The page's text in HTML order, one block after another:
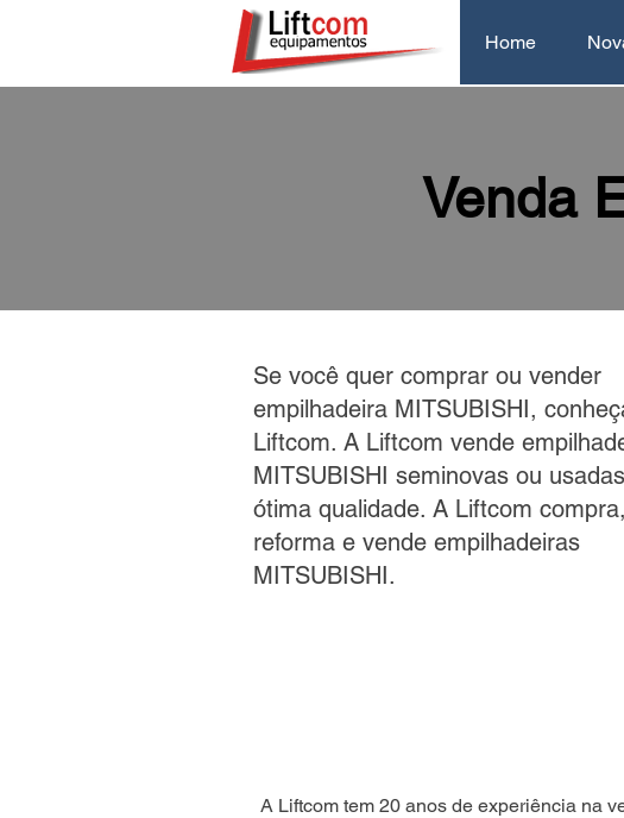
Home
Venda
Se você quer comprar ou vender
empilhadeira MITSUBISHI,
Liftcom. A Liftcom vende
MITSUBISHI seminovas ou
ótima qualidade. A Liftcom compra,
reforma e vende empilhadeiras
MITSUBISHI.
A Liftcom tem 20 anos de experiência na